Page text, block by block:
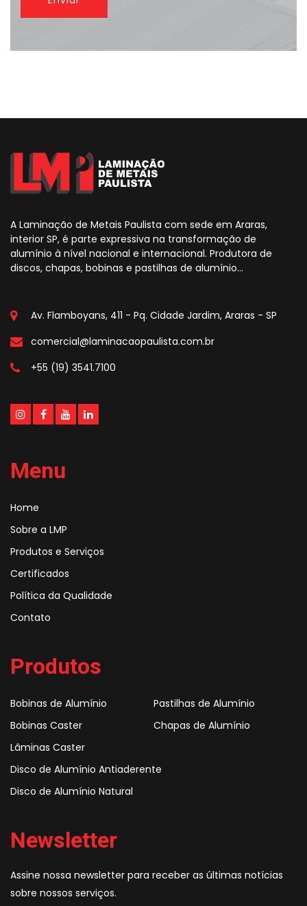
A Laminação de Metais Paulista com sede em Araras,
interior SP, é parte expressiva na transformação de
alumínio à nível nacional e internacional. Produtora de
discos, chapas, bobinas e pastilhas de alumínio...
Av. Flamboyans, 411 - Pq. Cidade Jardim, Araras - SP
comercial@laminacaopaulista.com.br
+55 (19) 3541.7100
Menu
Home
Sobre a LMP
Produtos e Serviços
Certificados
Política da Qualidade
Contato
Produtos
Bobinas de Alumínio
Pastilhas de Alumínio
Bobinas Caster
Chapas de Alumínio
Lâminas Caster
Disco de Alumínio Antiaderente
Disco de Alumínio Natural
Newsletter
Assine nossa newsletter para receber as últimas notícias
sobre nossos serviços.